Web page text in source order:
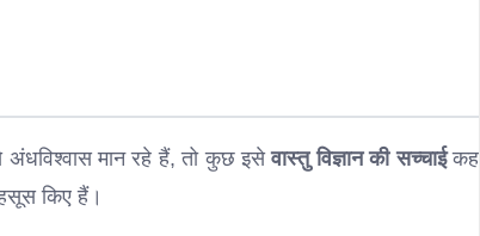
मान रहे हैं, तो कुछ इसेवास्तु विज्ञान की सच्चाईकह
किए हैं।